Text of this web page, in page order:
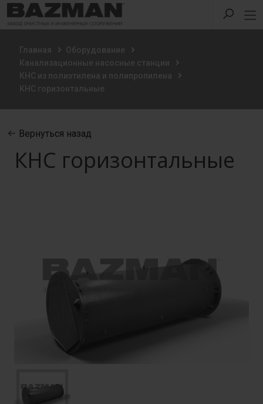
Главная
Оборудование
Канализационные насосные станции
КНС из полиэтилена и полипропилена
КНС горизонтальные
Вернуться назад
КНС горизонтальные